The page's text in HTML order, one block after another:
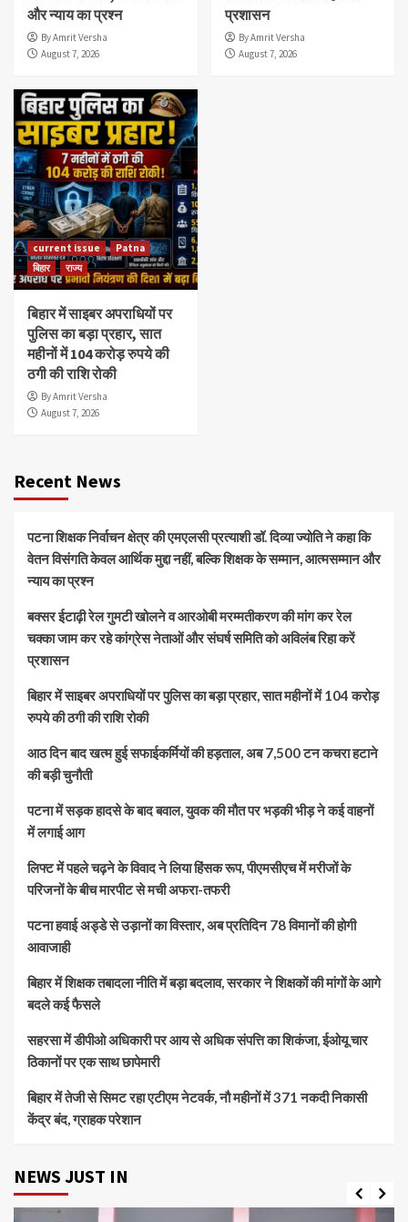
और न्याय का प्रश्न
By Amrit Versha
August 7, 2026
प्रशासन
By Amrit Versha
August 7, 2026
current issue
Patna
बिहार
राज्य
बिहार में साइबर अपराधियों पर
पुलिस का बड़ा प्रहार, सात
महीनों में 104 करोड़ रुपये की
ठगी की राशि रोकी
By Amrit Versha
August 7, 2026
Recent News
पटना शिक्षक निर्वाचन क्षेत्र की एमएलसी प्रत्याशी डॉ. दिव्या ज्योति ने कहा कि
वेतन विसंगति केवल आर्थिक मुद्दा नहीं, बल्कि शिक्षक के सम्मान, आत्मसम्मान और
न्याय का प्रश्न
बक्सर ईटाढ़ी रेल गुमटी खोलने व आरओबी मरम्मतीकरण की मांग कर रेल
चक्का जाम कर रहे कांग्रेस नेताओं और संघर्ष समिति को अविलंब रिहा करें
प्रशासन
बिहार में साइबर अपराधियों पर पुलिस का बड़ा प्रहार, सात महीनों में 104 करोड़
रुपये की ठगी की राशि रोकी
आठ दिन बाद खत्म हुई सफाईकर्मियों की हड़ताल, अब 7,500 टन कचरा हटाने
की बड़ी चुनौती
पटना में सड़क हादसे के बाद बवाल, युवक की मौत पर भड़की भीड़ ने कई वाहनों
में लगाई आग
लिफ्ट में पहले चढ़ने के विवाद ने लिया हिंसक रूप, पीएमसीएच में मरीजों के
परिजनों के बीच मारपीट से मची अफरा-तफरी
पटना हवाई अड्डे से उड़ानों का विस्तार, अब प्रतिदिन 78 विमानों की होगी
आवाजाही
बिहार में शिक्षक तबादला नीति में बड़ा बदलाव, सरकार ने शिक्षकों की मांगों के आगे
बदले कई फैसले
सहरसा में डीपीओ अधिकारी पर आय से अधिक संपत्ति का शिकंजा, ईओयू चार
ठिकानों पर एक साथ छापेमारी
बिहार में तेजी से सिमट रहा एटीएम नेटवर्क, नौ महीनों में 371 नकदी निकासी
केंद्र बंद, ग्राहक परेशान
NEWS JUST IN